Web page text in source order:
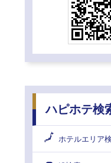
ハピホテ検
ホテルエリア